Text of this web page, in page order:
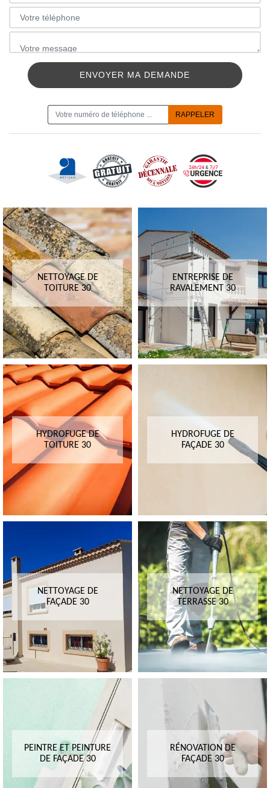
NETTOYAGE DE
TOITURE 30
ENTREPRISE DE
RAVALEMENT 30
HYDROFUGE DE
TOITURE 30
HYDROFUGE DE
FAÇADE 30
NETTOYAGE DE
FAÇADE 30
NETTOYAGE DE
TERRASSE 30
PEINTRE ET PEINTURE
DE FAÇADE 30
RÉNOVATION DE
FAÇADE 30